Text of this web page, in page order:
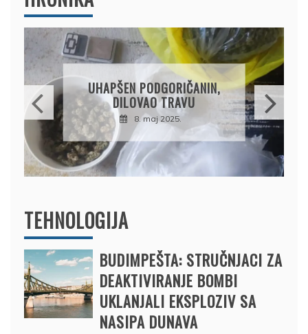
DRŽAVLJANIN RUSIJE
OSUMNJIČEN DA JE
PRODAO TUĐI BMW,
DRŽAVU NAPUSTIO
BRODOM
12. februar 2025.
TEHNOLOGIJA
BUDIMPEŠTA: STRUČNJACI ZA
DEAKTIVIRANJE BOMBI
UKLANJALI EKSPLOZIV SA
NASIPA DUNAVA